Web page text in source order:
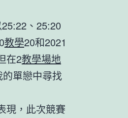
、25:20
教學20和2021
在2教學場地
單戀中尋找
現，此次競賽